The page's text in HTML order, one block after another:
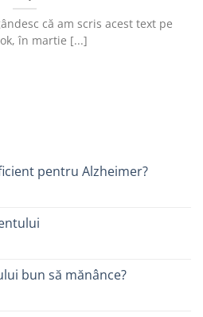
că am scris acest text pe
în martie [...]
pentru Alzheimer?
bun să mănânce?